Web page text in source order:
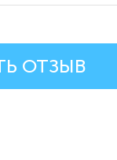
ОТЗЫВ